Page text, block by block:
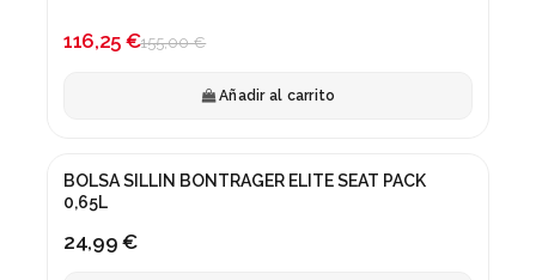
116,25 €155,00 €
Añadir al carrito
BOLSA SILLIN BONTRAGER ELITE SEAT PACK
0,65L
24,99 €